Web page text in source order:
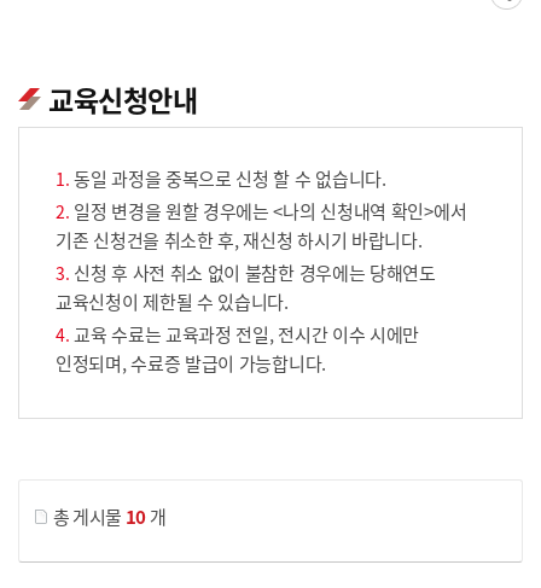
교육신청안내
동일 과정을 중복으로 신청 할 수 없습니다.
일정 변경을 원할 경우에는 <나의 신청내역 확인>에서
기존 신청건을 취소한 후, 재신청 하시기 바랍니다.
신청 후 사전 취소 없이 불참한 경우에는 당해연도
교육신청이 제한될 수 있습니다.
교육 수료는 교육과정 전일, 전시간 이수 시에만
인정되며, 수료증 발급이 가능합니다.
총 게시물 10개